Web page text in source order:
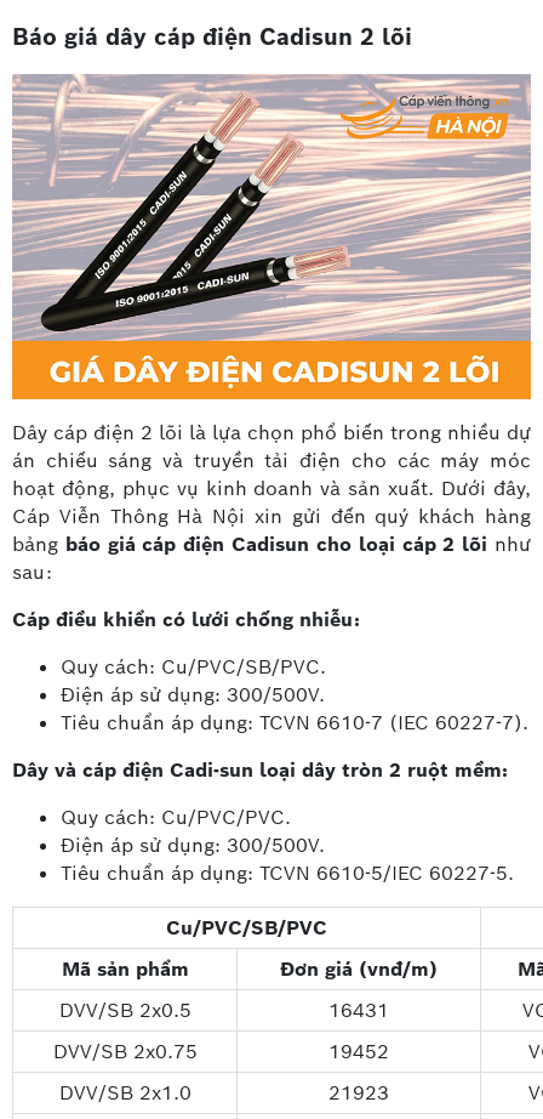
Báo giá dây cáp điện Cadisun 2 lõi
Dây cáp điện 2 lõi là lựa chọn phổ biến trong nhiều dự
án chiếu sáng và truyền tải điện cho các máy móc
hoạt động, phục vụ kinh doanh và sản xuất. Dưới đây,
Cáp Viễn Thông Hà Nội xin gửi đến quý khách hàng
bảng báo giá cáp điện Cadisun cho loại cáp 2 lõi như
sau:
Cáp điều khiển có lưới chống nhiễu:
Quy cách: Cu/PVC/SB/PVC.
Điện áp sử dụng: 300/500V.
Tiêu chuẩn áp dụng: TCVN 6610-7 (IEC 60227-7).
Dây và cáp điện Cadi-sun loại dây tròn 2 ruột mềm:
Quy cách: Cu/PVC/PVC.
Điện áp sử dụng: 300/500V.
Tiêu chuẩn áp dụng: TCVN 6610-5/IEC 60227-5.
Cu/PVC/SB/PVC
Mã sản phẩm
Đơn giá (vnđ/m)
DVV/SB 2x0.5
16431
DVV/SB 2x0.75
19452
DVV/SB 2x1.0
21923